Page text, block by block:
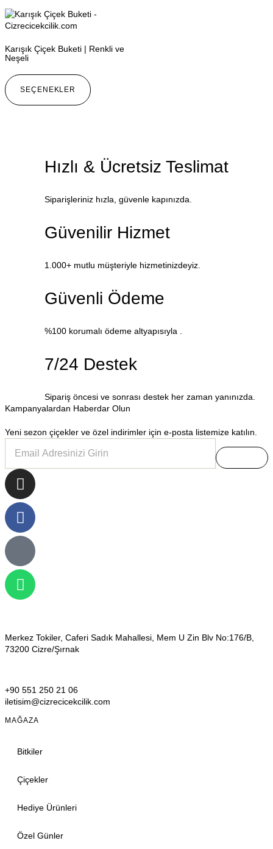
Karışık Çiçek Buketi | Renkli ve
Neşeli
SEÇENEKLER
Hızlı & Ücretsiz Teslimat
Siparişleriniz hızla, güvenle kapınızda.
Güvenilir Hizmet
1.000+ mutlu müşteriyle hizmetinizdeyiz.
Güvenli Ödeme
%100 korumalı ödeme altyapısıyla .
7/24 Destek
Sipariş öncesi ve sonrası destek her zaman yanınızda.
Kampanyalardan Haberdar Olun
Yeni sezon çiçekler ve özel indirimler için e-posta listemize katılın.
Merkez Tokiler, Caferi Sadık Mahallesi, Mem U Zin Blv No:176/B,
73200 Cizre/Şırnak
+90 551 250 21 06
iletisim@cizrecicekcilik.com
MAĞAZA
Bitkiler
Çiçekler
Hediye Ürünleri
Özel Günler